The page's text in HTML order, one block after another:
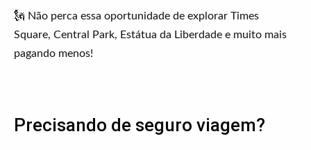
🗽 Não perca essa oportunidade de explorar Times
Square, Central Park, Estátua da Liberdade e muito mais
pagando menos!
Precisando de seguro viagem?